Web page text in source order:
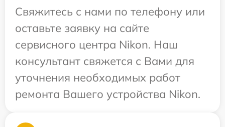
Свяжитесь с нами по телефону или
оставьте заявку на сайте
сервисного центра Nikon. Наш
консультант свяжется с Вами для
уточнения необходимых работ
ремонта Вашего устройства Nikon.